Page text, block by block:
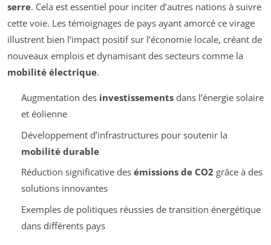
serre. Cela est essentiel pour inciter d’autres nations à suivre
cette voie. Les témoignages de pays ayant amorcé ce virage
illustrent bien l’impact positif sur l’économie locale, créant de
nouveaux emplois et dynamisant des secteurs comme la
mobilité électrique.
Augmentation des investissementsdans l’énergie solaire
et éolienne
Développement d’infrastructures pour soutenir la
mobilité durable
Réduction significative des émissions de CO2 grâce à des
solutions innovantes
Exemples de politiques réussies de transition énergétique
dans différents pays